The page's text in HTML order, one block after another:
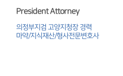
President Attorney
의정부지검 고양지청장 경력
마약/지식재산/형사전문변호사